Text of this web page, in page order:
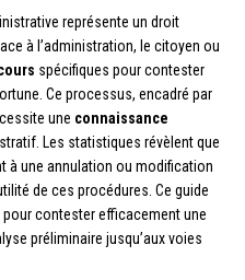
représente un droit
à l’administration, le citoyen ou
spécifiques pour contester
Ce processus, encadré par
une connaissance
Les statistiques révèlent que
à une annulation ou modification
de ces procédures. Ce guide
pour contester efficacement une
préliminaire jusqu’aux voies